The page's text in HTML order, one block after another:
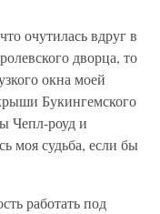
очутилась вдруг в
дворца, то
окна моей
Букингемского
Чепл-роуд и
моя судьба, если бы
работать под